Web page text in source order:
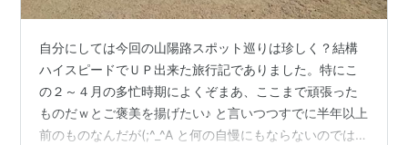
自分にしては今回の山陽路スポット巡りは珍しく？結構
ハイスピードでＵＰ出来た旅行記でありました。特にこ
の２～４月の多忙時期によくぞまあ、ここまで頑張った
ものだｗとご褒美を揚げたい♪ と言いつつすでに半年以上
前のものなんだが(;^_^A と何の自慢にもならないのではあ